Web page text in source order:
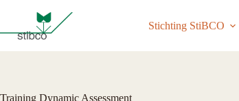
de
inhoud
Stichting StiBCO
Training Dynamic Assessment